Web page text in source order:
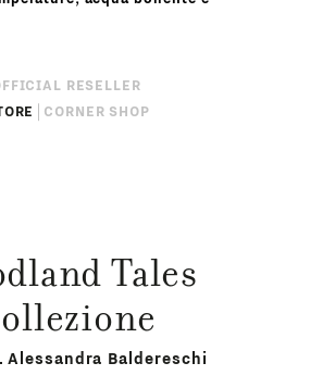
RESELLER
CORNER SHOP
Tales
Alessandra Baldereschi